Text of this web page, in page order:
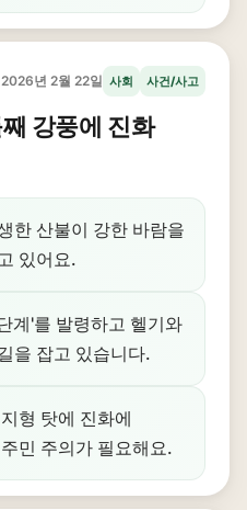
2026년 2월 22일 사회 사건/사고
강풍에 진화
한 산불이 강한 바람을
있어요.
계'를 발령하고 헬기와
을 잡고 있습니다.
형 탓에 진화에
민 주의가 필요해요.